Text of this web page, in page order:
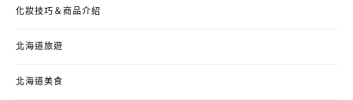
化妝技巧＆商品介紹
北海道旅遊
北海道美食